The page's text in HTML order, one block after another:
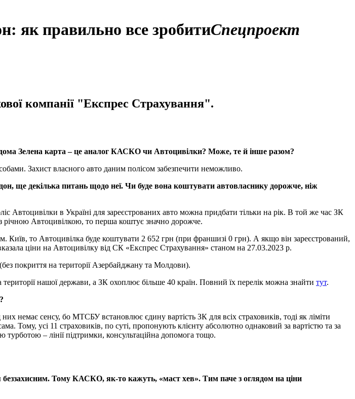
як правильно все зробитиСпецпроект
компанії "Експрес Страхування".
Зелена карта – це аналог КАСКО чи Автоцивілки? Може, те й інше разом?
Захист власного авто даним полісом забезпечити неможливо.
ще декілька питань щодо неї. Чи буде вона коштувати автовласнику дорожче, ніж
Автоцивілки в Україні для зареєстрованих авто можна придбати тільки на рік. В той же час ЗК
річною Автоцивілкою, то перша коштує значно дорожче.
Київ, то Автоцивілка буде коштувати 2 652 грн (при франшизі 0 грн). А якщо він зареєстрований,
ціни на Автоцивілку від СК «Експрес Страхування» станом на 27.03.2023 р.
покриття на території Азербайджану та Молдови).
нашої держави, а ЗК охоплює більше 40 країн. Повний їх перелік можна знайти тут.
немає сенсу, бо МТСБУ встановлює єдину вартість ЗК для всіх страховиків, тоді як ліміти
Тому, усі 11 страховиків, по суті, пропонують клієнту абсолютно однаковий за вартістю та за
– лінії підтримки, консультаційна допомога тощо.
беззахисним. Тому КАСКО, як-то кажуть, «маст хев». Тим паче з оглядом на ціни